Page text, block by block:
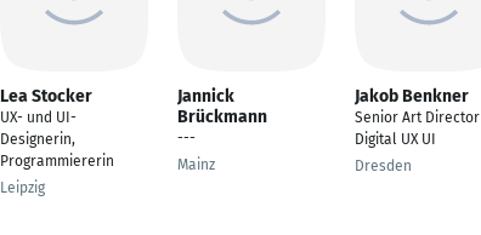
Lea Stocker
UX- und UI-
Designerin,
Programmiererin
Leipzig
Jannick
Brückmann
---
Mainz
Jakob Benkner
Senior Art Director
Digital UX UI
Dresden